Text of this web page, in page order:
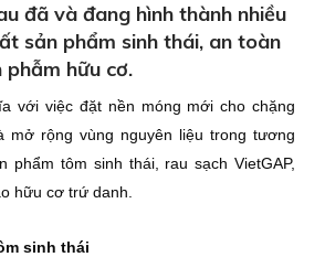
đã và đang hình thành nhiều
sản phẩm sinh thái, an toàn
phẫm hữu cơ.
với việc đặt nền móng mới cho chặng
mở rộng vùng nguyên liệu trong tương
phẩm tôm sinh thái, rau sạch VietGAP,
hữu cơ trứ danh.
sinh thái